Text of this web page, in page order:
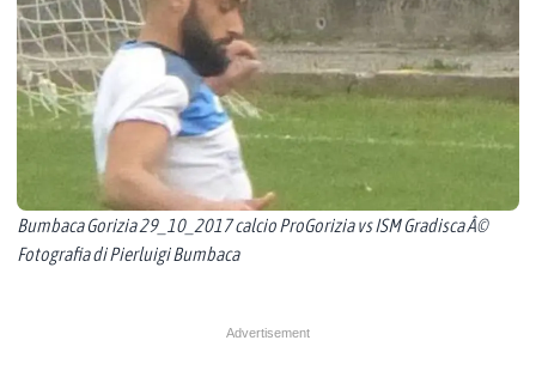
Bumbaca Gorizia 29_10_2017 calcio ProGorizia vs ISM Gradisca Â©
Fotografia di Pierluigi Bumbaca